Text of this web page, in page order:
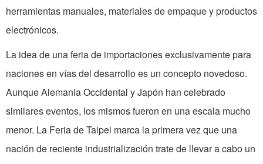
herramientas manuales, materiales de empaque y productos
electrónicos.
La idea de una feria de importaciones exclusivamente para
naciones en vías del desarrollo es un concepto novedoso.
Aunque Alemania Occidental y Japón han celebrado
similares eventos, los mismos fueron en una escala mucho
menor. La Feria de Taipei marca la primera vez que una
nación de reciente industrialización trate de llevar a cabo un